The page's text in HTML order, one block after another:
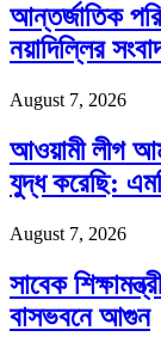
আন্তর্জাতিক
নয়াদিল্লির
August 7, 2026
আওয়ামী লীগ
যুদ্ধ করেছি:
August 7, 2026
সাবেক
বাসভবনে আগুন